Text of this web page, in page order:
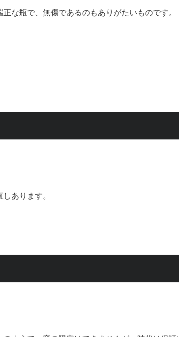
な瓶で、無傷であるのもありがたいものです。
あります。